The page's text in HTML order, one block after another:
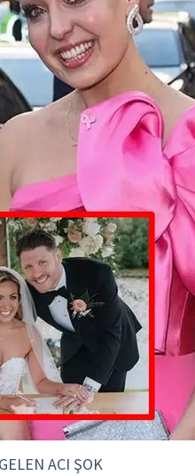
ACI ŞOK